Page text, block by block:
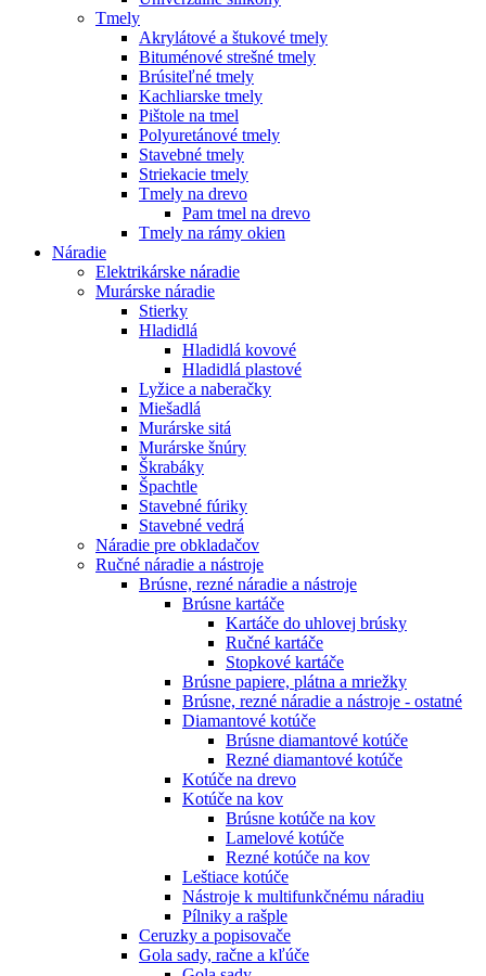
Tmely
Akrylátové a štukové tmely
Bituménové strešné tmely
Brúsiteľné tmely
Kachliarske tmely
Pištole na tmel
Polyuretánové tmely
Stavebné tmely
Striekacie tmely
Tmely na drevo
Pam tmel na drevo
Tmely na rámy okien
Náradie
Elektrikárske náradie
Murárske náradie
Stierky
Hladidlá
Hladidlá kovové
Hladidlá plastové
Lyžice a naberačky
Miešadlá
Murárske sitá
Murárske šnúry
Škrabáky
Špachtle
Stavebné fúriky
Stavebné vedrá
Náradie pre obkladačov
Ručné náradie a nástroje
Brúsne, rezné náradie a nástroje
Brúsne kartáče
Kartáče do uhlovej brúsky
Ručné kartáče
Stopkové kartáče
Brúsne papiere, plátna a mriežky
Brúsne, rezné náradie a nástroje - ostatné
Diamantové kotúče
Brúsne diamantové kotúče
Rezné diamantové kotúče
Kotúče na drevo
Kotúče na kov
Brúsne kotúče na kov
Lamelové kotúče
Rezné kotúče na kov
Leštiace kotúče
Nástroje k multifunkčnému náradiu
Pílniky a rašple
Ceruzky a popisovače
Gola sady, račne a kľúče